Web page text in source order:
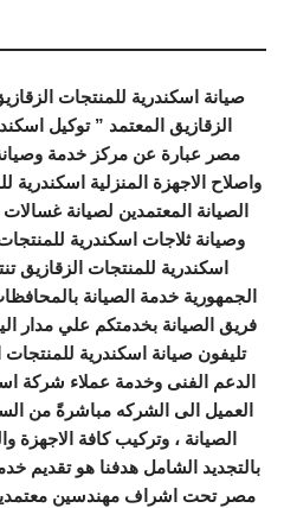
صيانة اسكندرية للمنتجات
الزقازيق المعتمد ” توكيل
مصر عبارة عن مركز خدمة
واصلاح الاجهزة المنزلية اسكندرية
الصيانة المعتمدين لصيانة
وصيانة ثلاجات اسكندرية
اسكندرية للمنتجات الزقازيق
الجمهورية خدمة الصيانة
فريق الصيانة بخدمتكم علي مدار
تليفون صيانة اسكندرية
الدعم الفنى وخدمة عملاء شركة
العميل الى الشركه مباشرةً من
الصيانة ، وتركيب كافة الاجهزة
بالتجديد الشامل هدفنا هو تقديم
مصر تحت اشراف مهندسين